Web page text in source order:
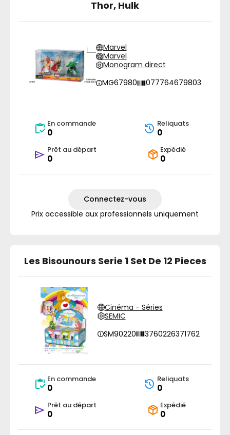
Thor, Hulk
Marvel
Marvel
Monogram direct
MG67980
077764679803
En commande
0
Reliquats
0
Prêt au départ
0
Expédié
0
Connectez-vous
Prix accessible aux professionnels uniquement
Les Bisounours Serie 1 Set De 12 Pieces
Cinéma - Séries
SEMIC
SM90220
3760226371762
En commande
0
Reliquats
0
Prêt au départ
0
Expédié
0